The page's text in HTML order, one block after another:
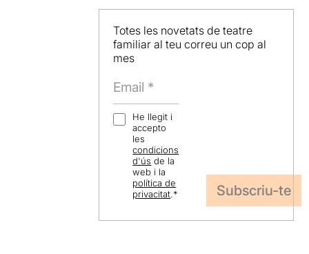
Totes les novetats de teatre
familiar al teu correu un cop al
mes
He llegit i
accepto
les
condicions
d'ús de la
web i la
política de
privacitat.*